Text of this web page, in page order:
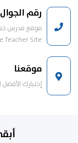
رقم الجوال
موقع مدرس
Teacher Site
موقعنا
إختيارك